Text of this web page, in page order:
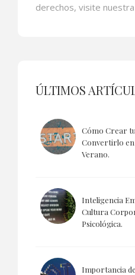
derechos, visite
ÚLTIMOS
Cómo Crear
Convertirlo
Verano.
Inteligencia
Cultura
Psicológica.
Importancia